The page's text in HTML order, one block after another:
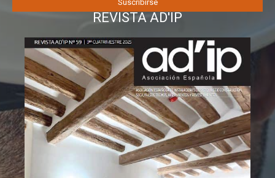
REVISTA AD'IP